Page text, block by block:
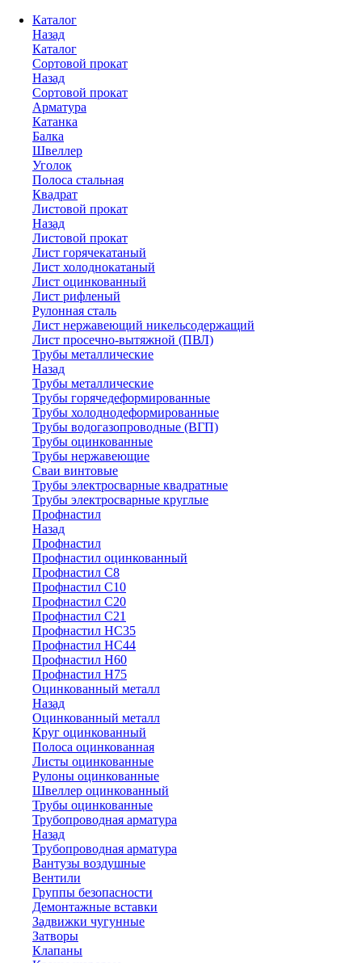
Каталог
Назад
Каталог
Сортовой прокат
Назад
Сортовой прокат
Арматура
Катанка
Балка
Швеллер
Уголок
Полоса стальная
Квадрат
Листовой прокат
Назад
Листовой прокат
Лист горячекатаный
Лист холоднокатаный
Лист оцинкованный
Лист рифленый
Рулонная сталь
Лист нержавеющий никельсодержащий
Лист просечно-вытяжной (ПВЛ)
Трубы металлические
Назад
Трубы металлические
Трубы горячедеформированные
Трубы холоднодеформированные
Трубы водогазопроводные (ВГП)
Трубы оцинкованные
Трубы нержавеющие
Сваи винтовые
Трубы электросварные квадратные
Трубы электросварные круглые
Профнастил
Назад
Профнастил
Профнастил оцинкованный
Профнастил С8
Профнастил С10
Профнастил С20
Профнастил С21
Профнастил НС35
Профнастил НС44
Профнастил Н60
Профнастил Н75
Оцинкованный металл
Назад
Оцинкованный металл
Круг оцинкованный
Полоса оцинкованная
Листы оцинкованные
Рулоны оцинкованные
Швеллер оцинкованный
Трубы оцинкованные
Трубопроводная арматура
Назад
Трубопроводная арматура
Вантузы воздушные
Вентили
Группы безопасности
Демонтажные вставки
Задвижки чугунные
Затворы
Клапаны